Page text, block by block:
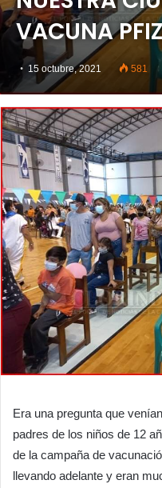
VACUNA
15 octubre, 2021 581
Era una pregunta que
padres de los niños de 12
de la campaña de
llevando adelante y eran